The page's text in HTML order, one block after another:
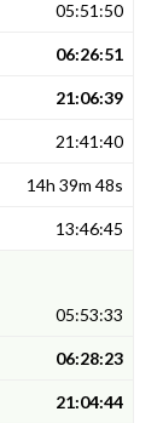
05:51:50
06:26:51
21:06:39
21:41:40
14h 39m 48s
13:46:45
05:53:33
06:28:23
21:04:44